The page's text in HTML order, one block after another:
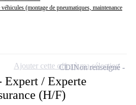
(montage de pneumatiques, maintenance
Expert / Experte
(H/F)
CDINon renseigné
Ajouter cette offre à ma sélection